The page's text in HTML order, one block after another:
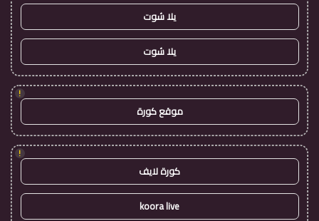
يلا شوت
يلا شوت
!
موقع كورة
!
كورة لايف
koora live